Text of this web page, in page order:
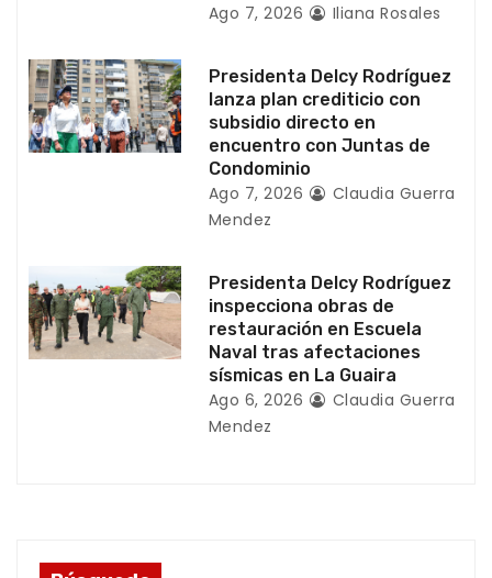
r
a
d
Ago 7, 2026 Iliana Rosales
Presidenta Delcy Rodríguez
lanza plan crediticio con
subsidio directo en
encuentro con Juntas de
Condominio
Ago 7, 2026
Claudia Guerra
Mendez
Presidenta Delcy Rodríguez
inspecciona obras de
restauración en Escuela
Naval tras afectaciones
sísmicas en La Guaira
Ago 6, 2026
Claudia Guerra
Mendez